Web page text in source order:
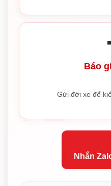
Báo
Gửi đời xe để
Nhắn